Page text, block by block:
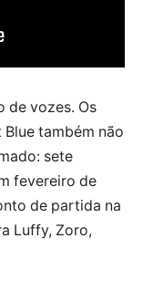
de vozes. Os
também não
sete
fevereiro de
de partida na
Luffy, Zoro,